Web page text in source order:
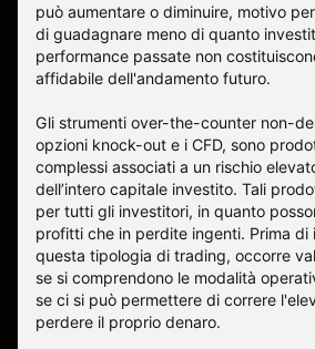
può aumentare o diminuire, motivo
di guadagnare meno di quanto
performance passate non
affidabile dell'andamento futuro.
Gli strumenti over-the-counter non-
opzioni knock-out e i CFD, sono
complessi associati a un rischio
dell’intero capitale investito. Tali
per tutti gli investitori, in quanto
profitti che in perdite ingenti. Prima di
questa tipologia di trading, occorre
se si comprendono le modalità
se ci si può permettere di correre
perdere il proprio denaro.